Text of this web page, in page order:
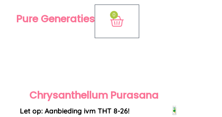
Pure Generaties 0
Winkelwagen
Chrysanthellum Purasana
Let op: Aanbieding ivm THT 8-26!